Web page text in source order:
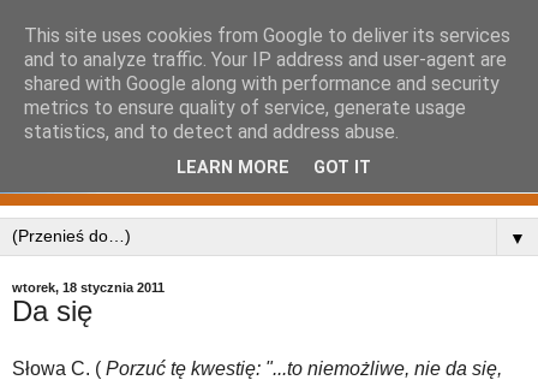
▼
wtorek, 18 stycznia 2011
Da się
Słowa C. ( Porzuć tę kwestię: "...to niemożliwe, nie da się,
This site uses cookies from Google to deliver its services
and to analyze traffic. Your IP address and user-agent are
shared with Google along with performance and security
metrics to ensure quality of service, generate usage
statistics, and to detect and address abuse.
LEARN MORE GOT IT